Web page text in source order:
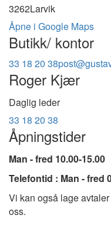
3262Larvik
Åpne i Google Maps
Butikk/ kontor
33 18 20 38
Roger Kjær
Daglig leder
33 18 20 38
Åpningstider
Man - fred 10.00-15.00
Telefontid : Man - fred
Vi kan også lage
oss.